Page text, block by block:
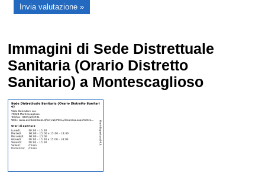
Immagini di Sede Distrettuale
Sanitaria (Orario Distretto
Sanitario) a Montescaglioso